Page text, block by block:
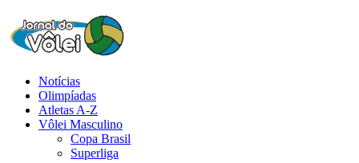
Notícias
Olimpíadas
Atletas A-Z
Vôlei Masculino
Copa Brasil
Superliga